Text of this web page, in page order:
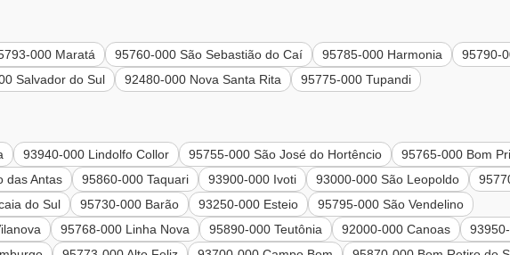
000 Maratá 95760-000 São Sebastião do Caí 95785-000 Harmonia
95790-
Salvador do Sul 92480-000 Nova Santa Rita 95775-000 Tupandi
93940-000 Lindolfo Collor 95755-000 São José do Hortêncio
95765-000 Bom
das Antas 95860-000 Taquari 93900-000 Ivoti 93000-000 São Leopoldo
do Sul 95730-000 Barão 93250-000 Esteio
95795-000 São Vendelino
95768-000 Linha Nova 95890-000 Teutônia 92000-000 Canoas